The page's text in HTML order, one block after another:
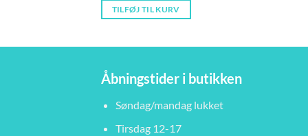
TILFØJ TIL KURV
Åbningstider i butikken
Søndag/mandag lukket
Tirsdag 12-17